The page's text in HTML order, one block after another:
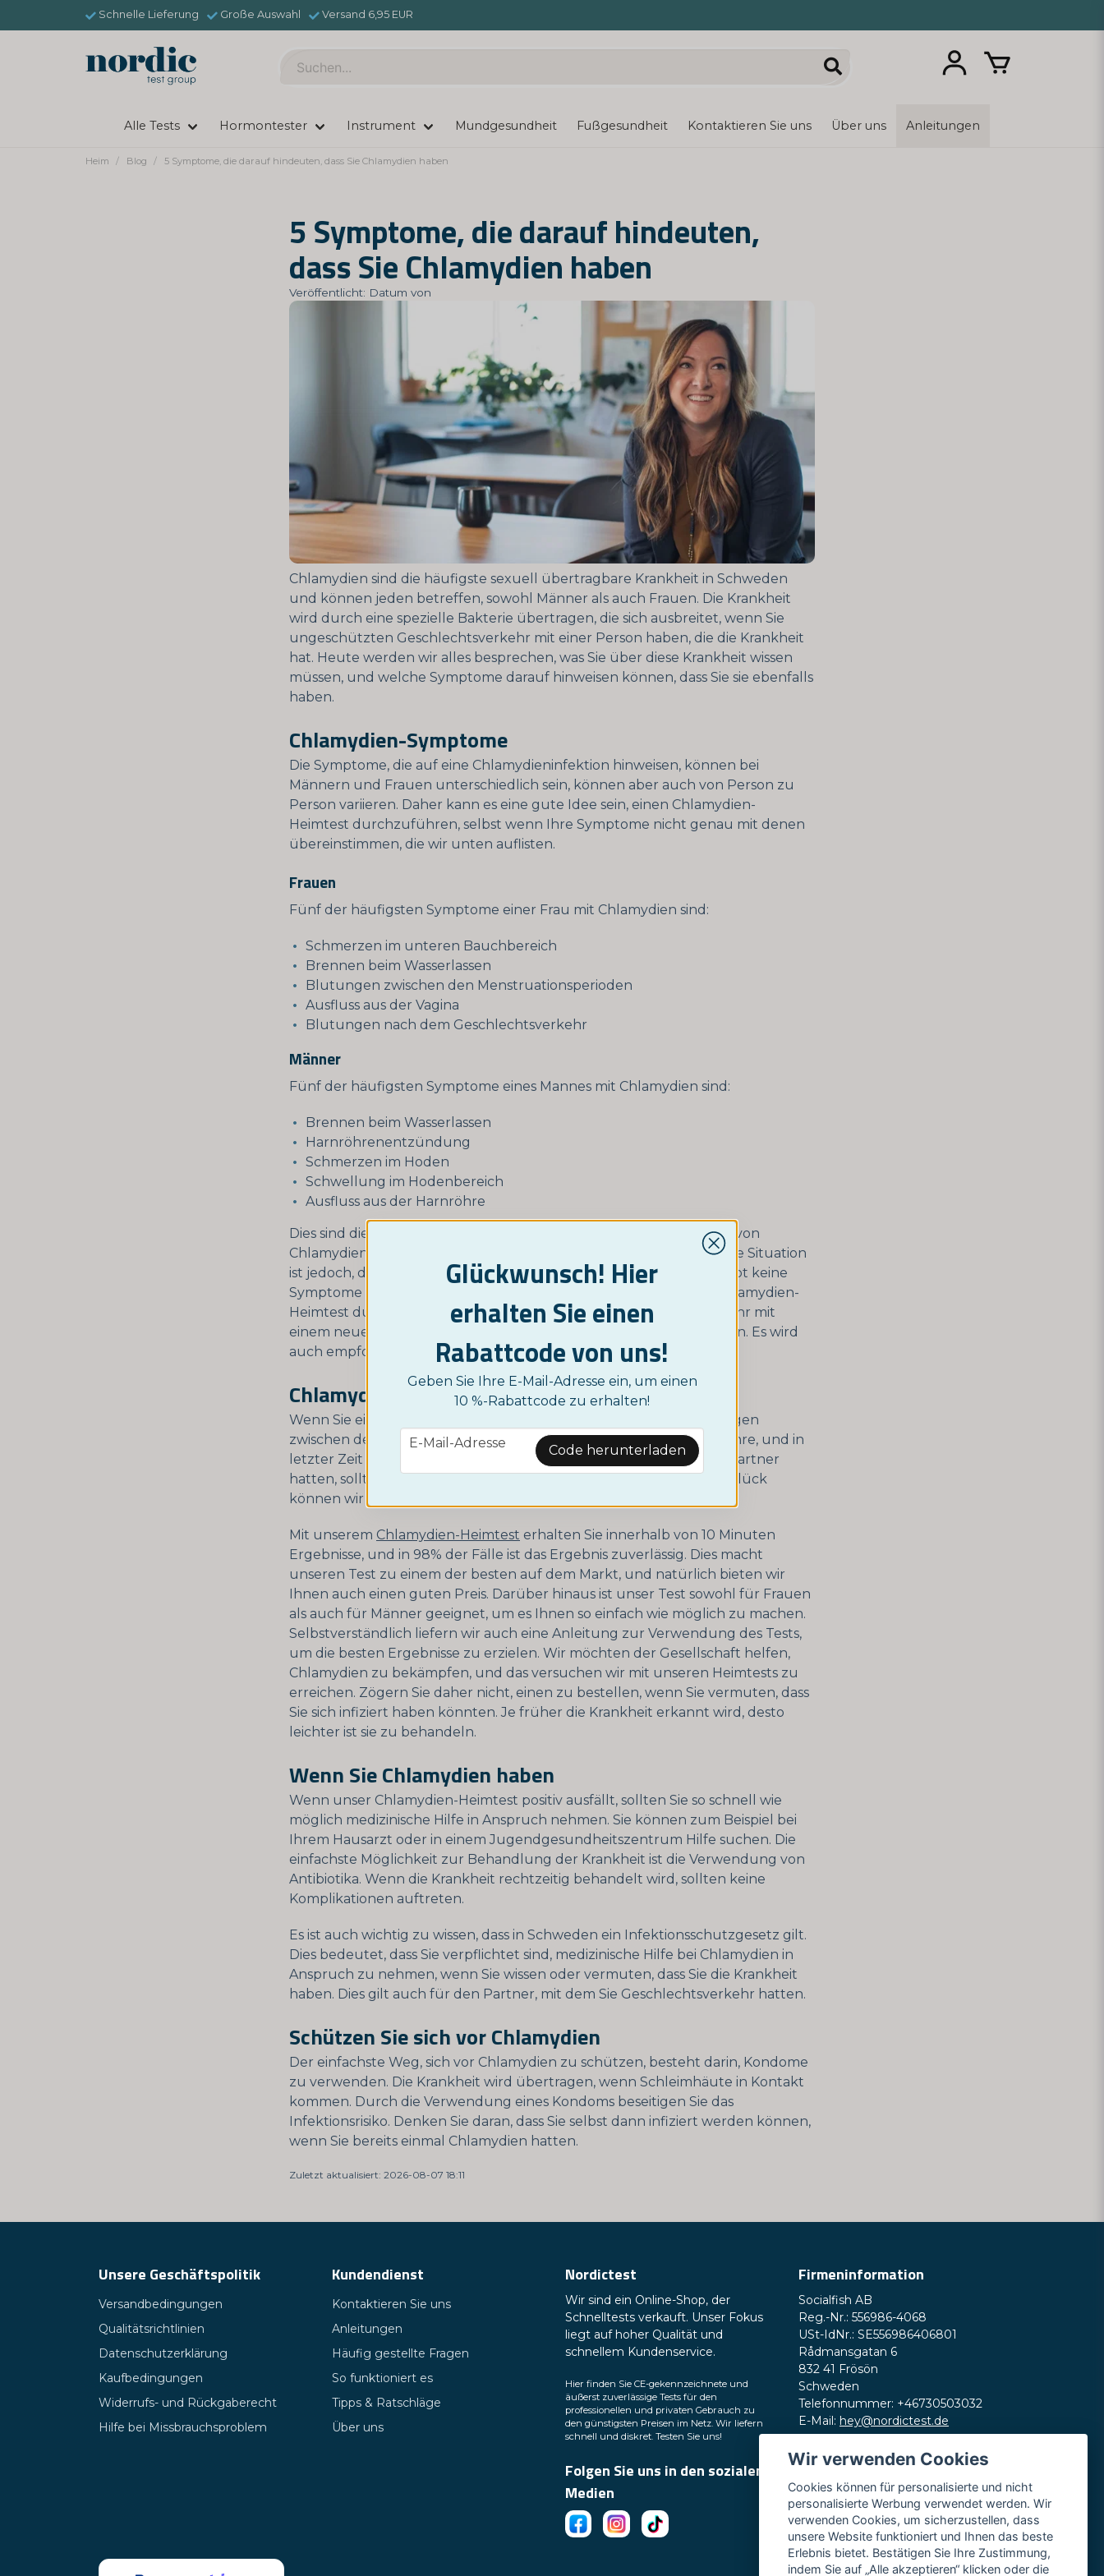
Schnelle Lieferung Große Auswahl Versand 6,95 EUR
Alle Tests Hormontester Instrument Mundgesundheit Fußgesundheit Kontaktieren Sie uns Über uns Anleitungen
Heim Blog 5 Symptome, die darauf hindeuten, dass Sie Chlamydien haben
5 Symptome, die darauf hindeuten,
dass Sie Chlamydien haben
Veröffentlicht: Datum von
Chlamydien sind die häufigste sexuell übertragbare Krankheit in Schweden
und können jeden betreffen, sowohl Männer als auch Frauen. Die Krankheit
wird durch eine spezielle Bakterie übertragen, die sich ausbreitet, wenn Sie
ungeschützten Geschlechtsverkehr mit einer Person haben, die die Krankheit
hat. Heute werden wir alles besprechen, was Sie über diese Krankheit wissen
müssen, und welche Symptome darauf hinweisen können, dass Sie sie ebenfalls
haben.
Chlamydien-Symptome
Die Symptome, die auf eine Chlamydieninfektion hinweisen, können bei
Männern und Frauen unterschiedlich sein, können aber auch von Person zu
Person variieren. Daher kann es eine gute Idee sein, einen Chlamydien-
Heimtest durchzuführen, selbst wenn Ihre Symptome nicht genau mit denen
übereinstimmen, die wir unten auflisten.
Frauen
Fünf der häufigsten Symptome einer Frau mit Chlamydien sind:
Schmerzen im unteren Bauchbereich
Brennen beim Wasserlassen
Blutungen zwischen den Menstruationsperioden
Ausfluss aus der Vagina
Blutungen nach dem Geschlechtsverkehr
Männer
Fünf der häufigsten Symptome eines Mannes mit Chlamydien sind:
Brennen beim Wasserlassen
Harnröhrenentzündung
Schmerzen im Hoden
Schwellung im Hodenbereich
Ausfluss aus der Harnröhre
Dies sind die fünf häufigsten Symptome, die auf das Vorhandensein von
Chlamydien bei einem Mann oder einer Frau hinweisen. Die häufigste Situation
ist jedoch, dass eine Person, die mit Chlamydien infiziert ist, überhaupt keine
Symptome hat. Daher empfiehlt 1177, dass Sie immer dann einen Chlamydien-
Heimtest durchführen, wenn Sie ungeschützten Geschlechtsverkehr mit
einem neuen Partner hatten, auch wenn Sie keine Symptome haben. Es wird
auch empfohlen, dass Ihr Partner sich testen lässt.
Chlamydien-Heimtest
Wenn Sie eines der oben genannten Symptome haben, wie Blutungen
zwischen den Menstruationsperioden oder Ausfluss aus der Harnröhre, und in
letzter Zeit ungeschützten Geschlechtsverkehr mit einem neuen Partner
hatten, sollten Sie einen Chlamydien-Heimtest durchführen. Zum Glück
können wir Ihnen einen solchen Test anbieten.
Mit unserem Chlamydien-Heimtest erhalten Sie innerhalb von 10 Minuten
Ergebnisse, und in 98% der Fälle ist das Ergebnis zuverlässig. Dies macht
unseren Test zu einem der besten auf dem Markt, und natürlich bieten wir
Ihnen auch einen guten Preis. Darüber hinaus ist unser Test sowohl für Frauen
als auch für Männer geeignet, um es Ihnen so einfach wie möglich zu machen.
Selbstverständlich liefern wir auch eine Anleitung zur Verwendung des Tests,
um die besten Ergebnisse zu erzielen. Wir möchten der Gesellschaft helfen,
Chlamydien zu bekämpfen, und das versuchen wir mit unseren Heimtests zu
erreichen. Zögern Sie daher nicht, einen zu bestellen, wenn Sie vermuten, dass
Sie sich infiziert haben könnten. Je früher die Krankheit erkannt wird, desto
leichter ist sie zu behandeln.
Wenn Sie Chlamydien haben
Wenn unser Chlamydien-Heimtest positiv ausfällt, sollten Sie so schnell wie
möglich medizinische Hilfe in Anspruch nehmen. Sie können zum Beispiel bei
Ihrem Hausarzt oder in einem Jugendgesundheitszentrum Hilfe suchen. Die
einfachste Möglichkeit zur Behandlung der Krankheit ist die Verwendung von
Antibiotika. Wenn die Krankheit rechtzeitig behandelt wird, sollten keine
Komplikationen auftreten.
Es ist auch wichtig zu wissen, dass in Schweden ein Infektionsschutzgesetz gilt.
Dies bedeutet, dass Sie verpflichtet sind, medizinische Hilfe bei Chlamydien in
Anspruch zu nehmen, wenn Sie wissen oder vermuten, dass Sie die Krankheit
haben. Dies gilt auch für den Partner, mit dem Sie Geschlechtsverkehr hatten.
Schützen Sie sich vor Chlamydien
Der einfachste Weg, sich vor Chlamydien zu schützen, besteht darin, Kondome
zu verwenden. Die Krankheit wird übertragen, wenn Schleimhäute in Kontakt
kommen. Durch die Verwendung eines Kondoms beseitigen Sie das
Infektionsrisiko. Denken Sie daran, dass Sie selbst dann infiziert werden können,
wenn Sie bereits einmal Chlamydien hatten.
Zuletzt aktualisiert: 2026-08-07 18:11
Glückwunsch! Hier
erhalten Sie einen
Rabattcode von uns!
Geben Sie Ihre E-Mail-Adresse ein, um einen
10 %-Rabattcode zu erhalten!
email
E-Mail-Adresse Code herunterladen
Unsere Geschäftspolitik
Versandbedingungen
Qualitätsrichtlinien
Datenschutzerklärung
Kaufbedingungen
Widerrufs- und Rückgaberecht
Hilfe bei Missbrauchsproblem
Kundendienst
Kontaktieren Sie uns
Anleitungen
Häufig gestellte Fragen
So funktioniert es
Tipps & Ratschläge
Über uns
Nordictest
Wir sind ein Online-Shop, der
Schnelltests verkauft. Unser Fokus
liegt auf hoher Qualität und
schnellem Kundenservice.
Hier finden Sie CE-gekennzeichnete und
äußerst zuverlässige Tests für den
professionellen und privaten Gebrauch zu
den günstigsten Preisen im Netz. Wir liefern
schnell und diskret. Testen Sie uns!
Folgen Sie uns in den sozialen
Medien
Firmeninformation
Socialfish AB
Reg.-Nr.: 556986-4068
USt-IdNr.: SE556986406801
Rådmansgatan 6
832 41 Frösön
Schweden
Telefonnummer: +46730503032
E-Mail: hey@nordictest.de
Öffnungszeiten:
Mo.–Fr. 10:00–17:00 Uhr (CET)
Wir verwenden Cookies
Cookies können für personalisierte und nicht
personalisierte Werbung verwendet werden. Wir
verwenden Cookies, um sicherzustellen, dass
unsere Website funktioniert und Ihnen das beste
Erlebnis bietet. Bestätigen Sie Ihre Zustimmung,
indem Sie auf „Alle akzeptieren“ klicken oder die